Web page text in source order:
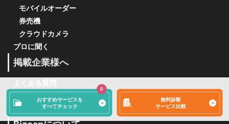
おすすめサービスを
すべてチェック
0
無料診断
サービス比較
モバイルオーダー
券売機
クラウドカメラ
プロに聞く
掲載企業様へ
掲載企業一覧
ご掲載について